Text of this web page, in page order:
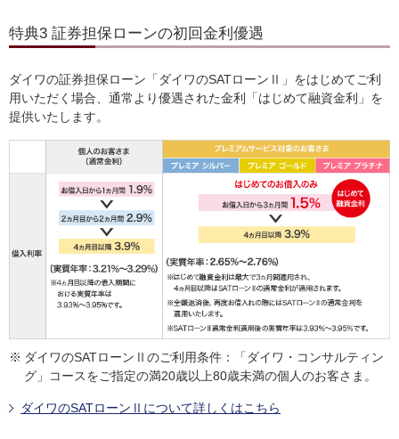
特典3 証券担保ローンの初回金利優遇
ダイワの証券担保ローン「ダイワのSATローンⅡ」をはじめてご利
用いただく場合、通常より優遇された金利「はじめて融資金利」を
提供いたします。
※ ダイワのSATローンⅡのご利用条件：「ダイワ・コンサルティン
グ」コースをご指定の満20歳以上80歳未満の個人のお客さま。
ダイワのSATローンⅡについて詳しくはこちら